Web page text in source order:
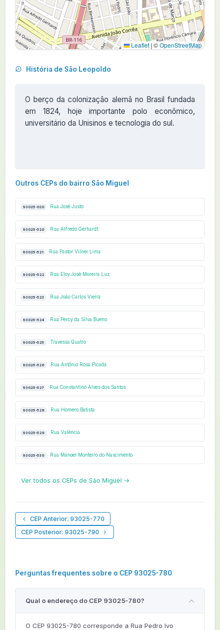
Leaflet | ©OpenStreetMap
História de São Leopoldo
O berço da colonização alemã no Brasil fundada
em 1824, hoje importante polo econômico,
universitário da Unisinos e tecnologia do sul.
Outros CEPs do bairro São Miguel
93025-020 Rua José Justo
93025-520 Rua Alfredo Gerhardt
93025-521 Rua Pastor Vilnei Lima
93025-522 Rua Eloy José Moreira Luz
93025-523 Rua João Carlos Vieira
93025-524 Rua Percy da Silva Bueno
93025-525 Travessa Quatro
93025-526 Rua Antônio Rosa Picada
93025-527 Rua Constantino Alves dos Santos
93025-528 Rua Homero Batista
93025-529 Rua Valência
93025-530 Rua Manoel Monteiro do Nascimento
Ver todos os CEPs de São Miguel →
CEP Anterior: 93025-770
CEP Posterior: 93025-790
Perguntas frequentes sobre o CEP 93025-780
Qual o endereço do CEP 93025-780?
O CEP 93025-780 corresponde a Rua Pedro Ivo